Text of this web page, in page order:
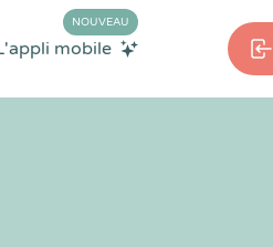
mobile
NOUVEAU